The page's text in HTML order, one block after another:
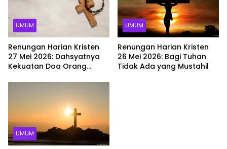
UMUM
Renungan Harian Kristen
27 Mei 2026: Dahsyatnya
Kekuatan Doa Orang
UMUM
Renungan Harian Kristen
26 Mei 2026: Bagi Tuhan
Tidak Ada yang Mustahil
UMUM